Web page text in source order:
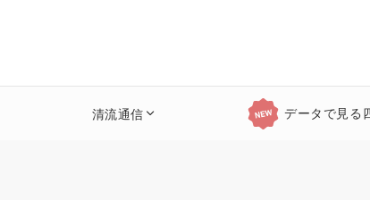
清流通信 データで見る